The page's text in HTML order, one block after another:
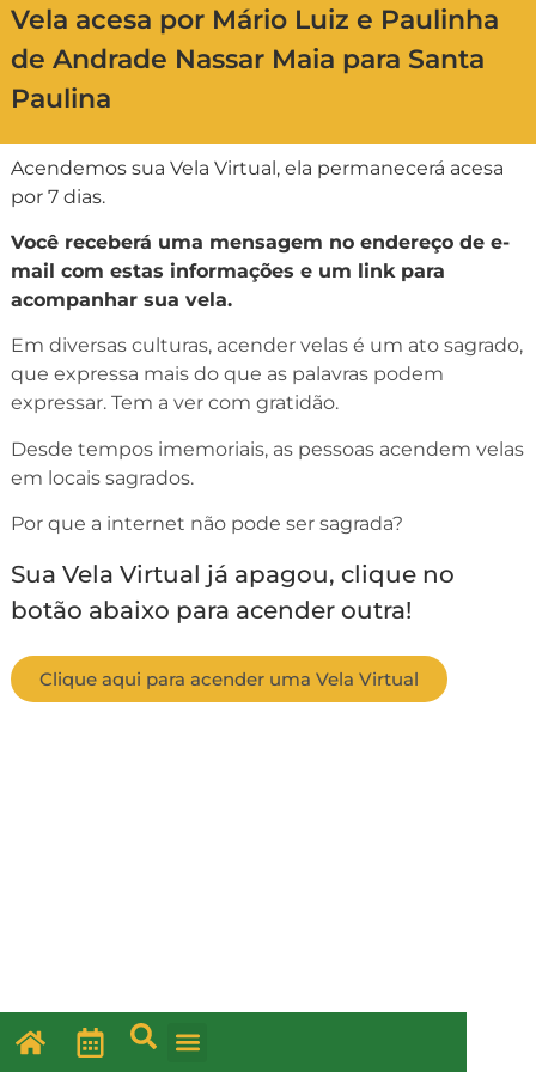
Vela acesa por Mário Luiz e Paulinha
de Andrade Nassar Maia para Santa
Paulina
Acendemos sua Vela Virtual, ela permanecerá acesa
por 7 dias.
Você receberá uma mensagem no endereço de e-
mail com estas informações e um link para
acompanhar sua vela.
Em diversas culturas, acender velas é um ato sagrado,
que expressa mais do que as palavras podem
expressar. Tem a ver com gratidão.
Desde tempos imemoriais, as pessoas acendem velas
em locais sagrados.
Por que a internet não pode ser sagrada?
Sua Vela Virtual já apagou, clique no
botão abaixo para acender outra!
Clique aqui para acender uma Vela Virtual